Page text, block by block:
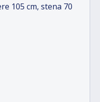
105 cm, stena 70